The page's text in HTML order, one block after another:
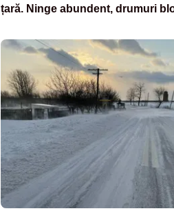
țară. Ninge abundent, drumuri